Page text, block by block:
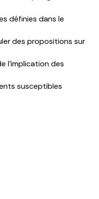
définies dans le
des propositions sur
l’implication des
susceptibles